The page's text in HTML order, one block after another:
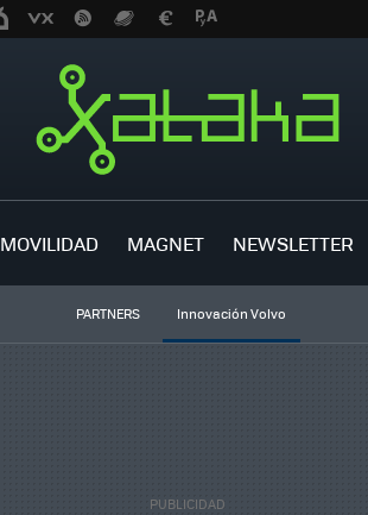
MOVILIDAD MAGNET NEWSLETTER
PARTNERS Innovación Volvo